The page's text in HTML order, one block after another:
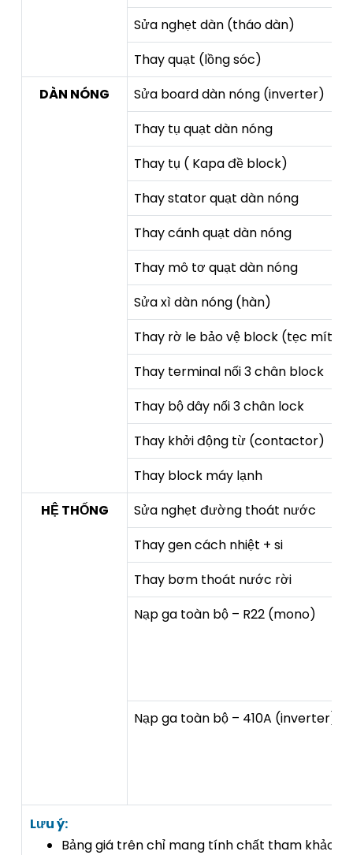
Sửa nghẹt dàn (tháo dàn)
Thay quạt (lồng sóc)
DÀN NÓNG
Sửa board dàn nóng (inverter)
Thay tụ quạt dàn nóng
Thay tụ ( Kapa đề block)
Thay stator quạt dàn nóng
Thay cánh quạt dàn nóng
Thay mô tơ quạt dàn nóng
Sửa xì dàn nóng (hàn)
Thay rờ le bảo vệ block (tẹc mít)
Thay terminal nối 3 chân block
Thay bộ dây nối 3 chân lock
Thay khởi động từ (contactor)
Thay block máy lạnh
HỆ THỐNG
Sửa nghẹt đường thoát nước
Thay gen cách nhiệt + si
Thay bơm thoát nước rời
Nạp ga toàn bộ – R22 (mono)
Nạp ga toàn bộ – 410A (inverter)
Lưu ý:
Bảng giá trên chỉ mang tính chất tham khảo